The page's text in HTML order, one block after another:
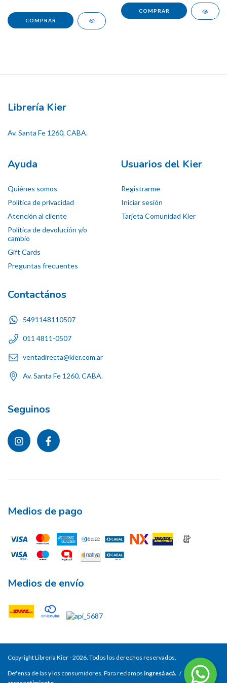
Librería Kier
Av. Santa Fe 1260, CABA.
Ayuda
Quiénes somos
Política de privacidad
Atención al cliente
Política de devolución y/o
cambio
Gift Cards
Preguntas frecuentes
Usuarios del Kier
Registrarme
Iniciar sesión
Tarjeta Comunidad Kier
Contactános
5491148110507
011 4811-0507
ventadirecta@kier.com.ar
Av. Santa Fe 1260, CABA.
Seguinos
Medios de pago
Medios de envío
Copyright Librería Kier - 2026. Todos los derechos reservados.
Defensa de las y los consumidores. Para reclamos ingresá acá. /
Botón de